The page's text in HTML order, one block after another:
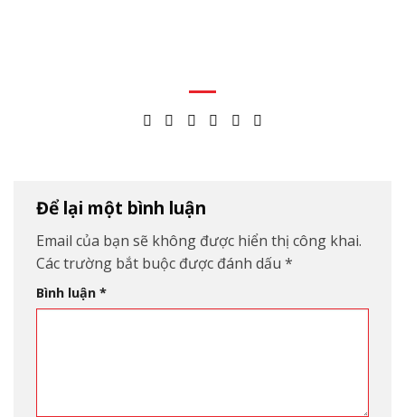
Để lại một bình luận
Email của bạn sẽ không được hiển thị công khai.
Các trường bắt buộc được đánh dấu *
Bình luận *